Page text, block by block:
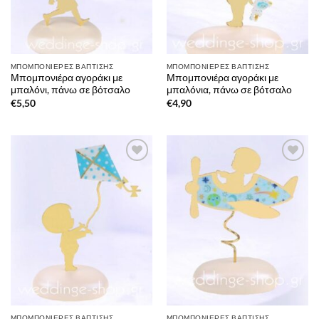
ΜΠΟΜΠΟΝΙΈΡΕΣ ΒΆΠΤΙΣΗΣ
Μπομπονιέρα αγοράκι με
μπαλόνι, πάνω σε βότσαλο
€5,50
ΜΠΟΜΠΟΝΙΈΡΕΣ ΒΆΠΤΙΣΗΣ
Μπομπονιέρα αγοράκι με
μπαλόνια, πάνω σε βότσαλο
€4,90
Πρόσθήκη
στην λίστα
επιθυμιών
στην λίστα
επιθυμιών